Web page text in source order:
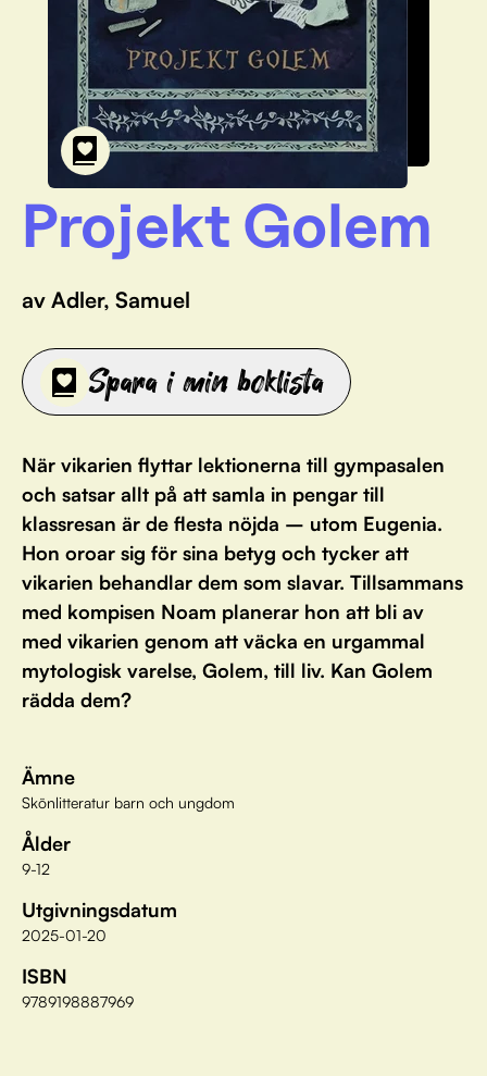
Projekt Golem
av Adler, Samuel
Spara i min boklista
När vikarien flyttar lektionerna till gympasalen
och satsar allt på att samla in pengar till
klassresan är de flesta nöjda – utom Eugenia.
Hon oroar sig för sina betyg och tycker att
vikarien behandlar dem som slavar. Tillsammans
med kompisen Noam planerar hon att bli av
med vikarien genom att väcka en urgammal
mytologisk varelse, Golem, till liv. Kan Golem
rädda dem?
Ämne
Skönlitteratur barn och ungdom
Ålder
9-12
Utgivningsdatum
2025-01-20
ISBN
9789198887969